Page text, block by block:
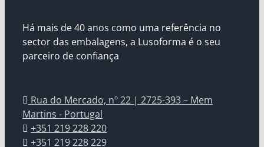
Há mais de 40 anos como uma referência no
sector das embalagens, a Lusoforma é o seu
parceiro de confiança
Rua do Mercado, nº 22 | 2725-393 – Mem
Martins - Portugal
+351 219 228 220
+351 219 228 229